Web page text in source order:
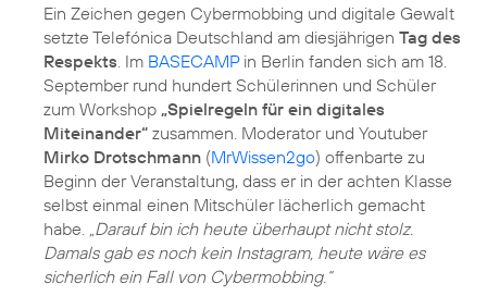
Ein Zeichen gegen Cybermobbing und digitale Gewalt
setzte Telefónica Deutschland am diesjährigen Tag des
Respekts . Im BASECAMPin Berlin fanden sich am 18.
September rund hundert Schülerinnen und Schüler
zum Workshop „Spielregeln für ein digitales
Miteinander“ zusammen. Moderator und Youtuber
Mirko Drotschmann (MrWissen2go) offenbarte zu
Beginn der Veranstaltung, dass er in der achten Klasse
selbst einmal einen Mitschüler lächerlich gemacht
habe.
„Darauf bin ich heute überhaupt nicht stolz.
Damals gab es noch kein Instagram, heute wäre es
sicherlich ein Fall von Cybermobbing.“